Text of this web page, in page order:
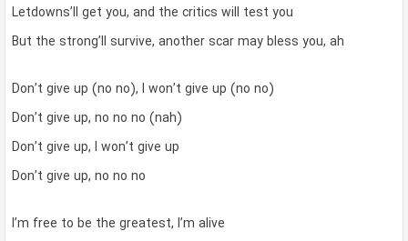
Letdowns’ll get you, and the critics will test you
But the strong’ll survive, another scar may bless you, ah
Don’t give up (no no), I won’t give up (no no)
Don’t give up, no no no (nah)
Don’t give up, I won’t give up
Don’t give up, no no no
I’m free to be the greatest, I’m alive